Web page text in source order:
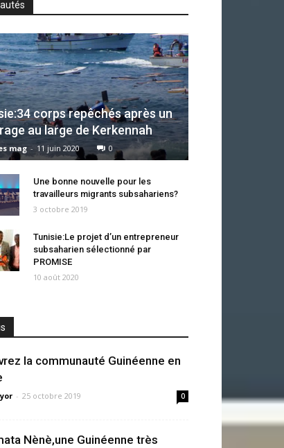
corps repêchés après un
au large de Kerkennah
mag - 11 juin 2020 0
Une bonne nouvelle pour les
travailleurs migrants subsahariens?
3 octobre 2019
Tunisie:Le projet d’un entrepreneur
subsaharien sélectionné par
PROMISE
10 août 2020
la communauté Guinéenne en
- 25 octobre 2019 0
Nènè,une Guinéenne très